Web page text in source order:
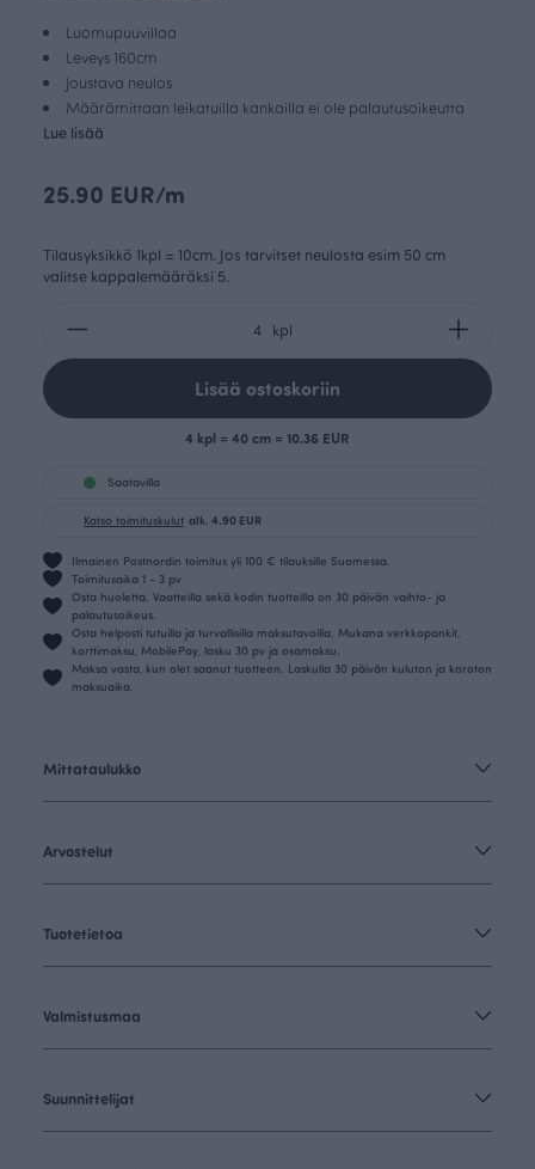
Luomupuuvillaa
Leveys 160cm
Joustava neulos
Määrämittaan leikatuilla kankailla ei ole palautusoikeutta
Lue lisää
25.90 EUR/m
Tilausyksikkö 1kpl = 10cm. Jos tarvitset neulosta esim 50 cm
valitse kappalemääräksi 5.
kpl
Lisää ostoskoriin
4 kpl = 40 cm = 10.36 EUR
Saatavilla
Katso toimituskulut alk. 4.90 EUR
Ilmainen Postnordin toimitus yli 100 € tilauksille Suomessa.
Toimitusaika 1 - 3 pv
Osta huoletta. Vaatteilla sekä kodin tuotteilla on 30 päivän vaihto- ja
palautusoikeus.
Osta helposti tutuilla ja turvallisilla maksutavoilla. Mukana verkkopankit,
korttimaksu, MobilePay, lasku 30 pv ja osamaksu.
Maksa vasta, kun olet saanut tuotteen. Laskulla 30 päivän kuluton ja koroton
maksuaika.
Mittataulukko
Arvostelut
Tuotetietoa
Valmistusmaa
Suunnittelijat